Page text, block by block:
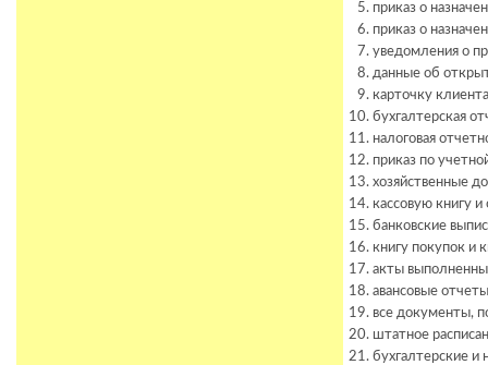
приказ о
приказ о
уведомления о
данные об
карточку
бухгалтерская
налоговая
приказ по
хозяйственные
кассовую книгу и
банковские
книгу покупок и
акты
авансовые
все документы,
штатное
бухгалтерские и